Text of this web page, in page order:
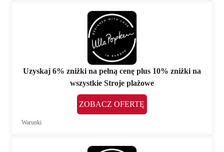
Uzyskaj 6% zniżki na pełną cenę plus 10% zniżki na
wszystkie Stroje plażowe
ZOBACZ OFERTĘ
Warunki